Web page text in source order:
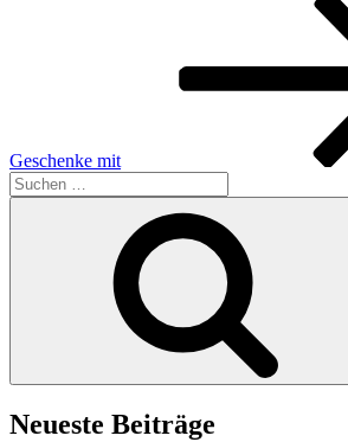
Geschenke mit
Suche
nach:
Neueste Beiträge